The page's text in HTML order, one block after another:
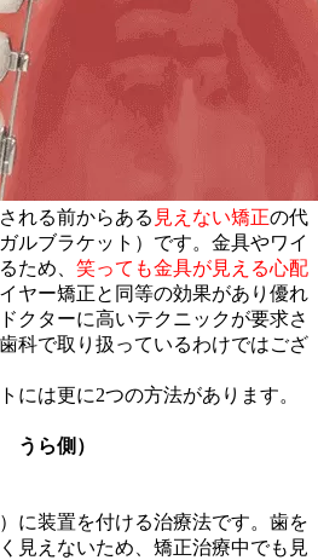
れる前からある 見えない矯正の代
ルブラケット）です。金具やワイ
ため、 笑っても金具が見える心配
ヤー矯正と同等の効果があり優れ
クターに高いテクニックが要求さ
科で取り扱っているわけではござ
には更に2つの方法があります。
うら側）
に装置を付ける治療法です。歯を
見えないため、矯正治療中でも見